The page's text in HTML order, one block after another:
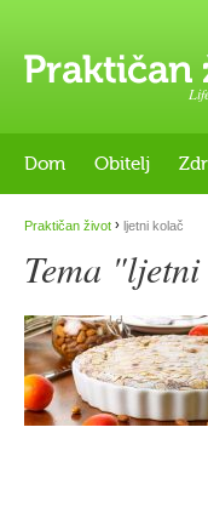
Dom Obitelj
Praktičan život › ljetni kolač
Tema